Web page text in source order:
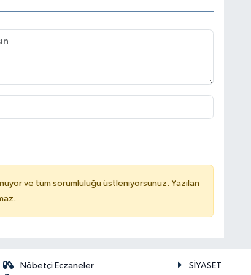
ve tüm sorumluluğu üstleniyorsunuz. Yazılan
Nöbetçi Eczaneler
SİYASET